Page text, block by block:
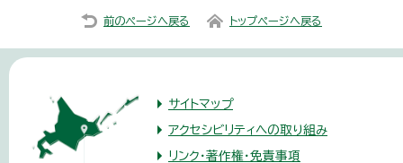
前のページへ戻る トップページへ戻る
サイトマップ
アクセシビリティへの取り組み
リンク・著作権・免責事項